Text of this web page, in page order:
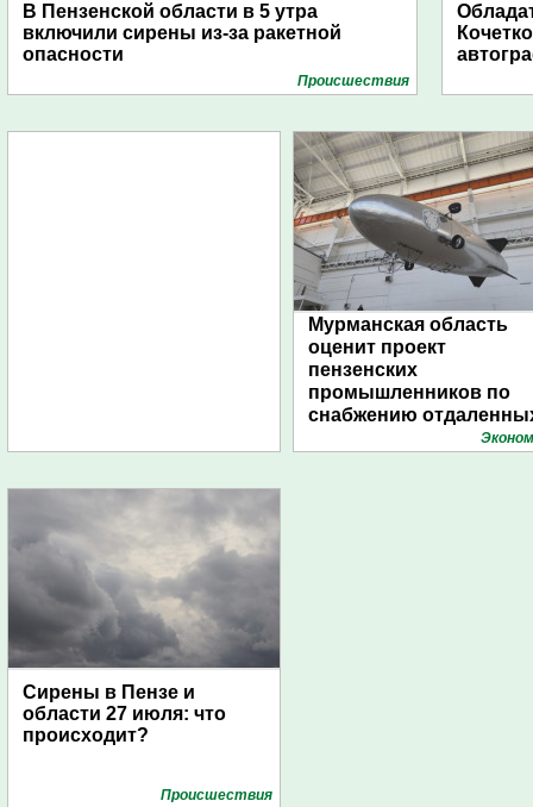
В Пензенской области в 5 утра
включили сирены из-за ракетной
опасности
Проиcшествия
Мурманская область
оценит проект
пензенских
промышленников по
снабжению
поселений с помощью
Сирены в Пензе и
области 27 июля: что
происходит?
Проиcшествия